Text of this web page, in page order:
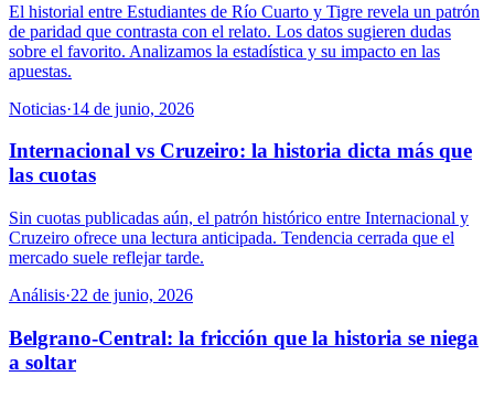
El historial entre Estudiantes de Río Cuarto y Tigre revela un patrón
de paridad que contrasta con el relato. Los datos sugieren dudas
sobre el favorito. Analizamos la estadística y su impacto en las
apuestas.
Noticias·14 de junio, 2026
Internacional vs Cruzeiro: la historia dicta más que
las cuotas
Sin cuotas publicadas aún, el patrón histórico entre Internacional y
Cruzeiro ofrece una lectura anticipada. Tendencia cerrada que el
mercado suele reflejar tarde.
Análisis·22 de junio, 2026
Belgrano-Central: la fricción que la historia se niega
a soltar